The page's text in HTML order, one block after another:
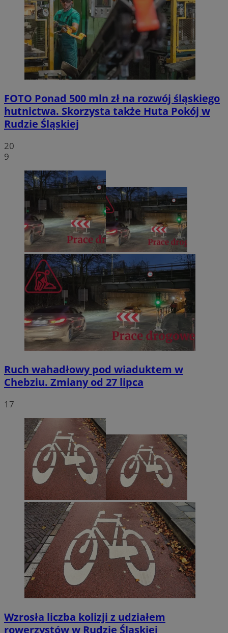
FOTO Ponad 500 mln zł na rozwój śląskiego
hutnictwa. Skorzysta także Huta Pokój w
Rudzie Śląskiej
20
9
Ruch wahadłowy pod wiaduktem w
Chebziu. Zmiany od 27 lipca
17
Wzrosła liczba kolizji z udziałem
rowerzystów w Rudzie Śląskiej